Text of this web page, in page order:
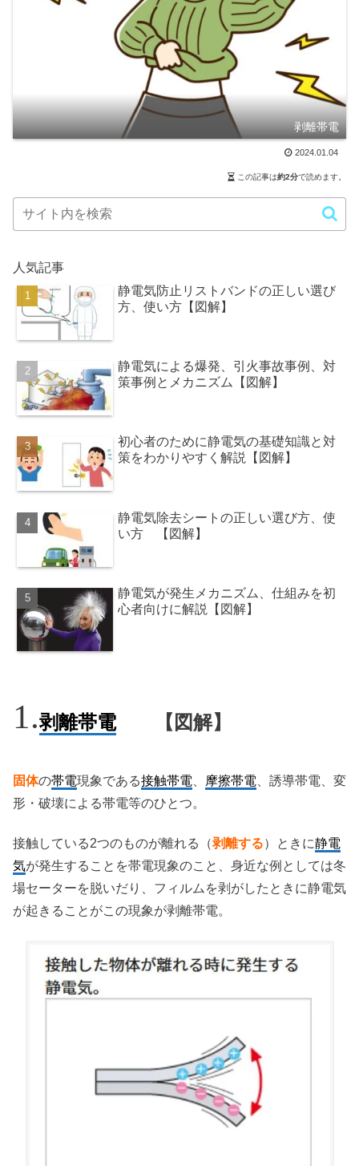
剥離帯電
2024.01.04
この記事は約2分で読めます。
人気記事
静電気防止リストバンドの正しい選び
方、使い方【図解】
静電気による爆発、引火事故事例、対
策事例とメカニズム【図解】
初心者のために静電気の基礎知識と対
策をわかりやすく解説【図解】
静電気除去シートの正しい選び方、使
い方 【図解】
静電気が発生メカニズム、仕組みを初
心者向けに解説【図解】
剥離帯電【図解】
固体の帯電現象である接触帯電 摩擦帯電 、誘導帯電、変
形・破壊による帯電等のひとつ。
接触している2つのものが離れる（剥離する）ときに静電
気が発生することを帯電現象のこと、身近な例としては冬
場セーターを脱いだり、フィルムを剥がしたときに静電気
が起きることがこの現象が剥離帯電。